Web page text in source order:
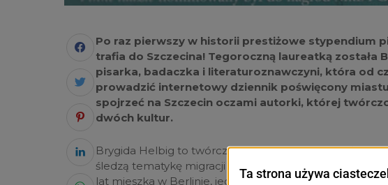
Po raz pierwszy w historii prestiżowe stypendium
trafia do Szczecina! Tegoroczną laureatką została
pisarka, badaczka i literaturoznawczyni, która od
prowadzić internetowy dziennik poświęcony
spojrzeć na Szczecin oczami autorki, której
dwóch kultur.
Brygida Helbig to twórczyni doskonale znana
śledzą tematykę migracji i polsko-niemieckich relacji
lat mieszka w Berlinie, jednak jej pisarstwo często